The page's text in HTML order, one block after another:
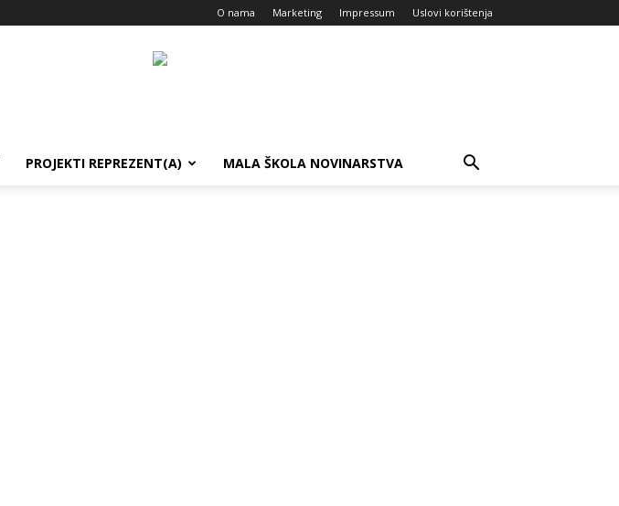
O nama Marketing Impressum Uslovi korištenja
PROJEKTI REPREZENT(A) MALA ŠKOLA NOVINARSTVA